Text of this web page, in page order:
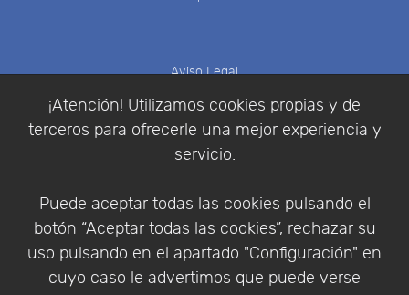
¡Atención! Utilizamos cookies propias y de
terceros para ofrecerle una mejor experiencia y
servicio.
Puede aceptar todas las cookies pulsando el
botón “Aceptar todas las cookies”, rechazar su
uso pulsando en el apartado "Configuración" en
cuyo caso le advertimos que puede verse
Aviso Legal
Política de Privacidad
Condiciones de compra
Identificarse